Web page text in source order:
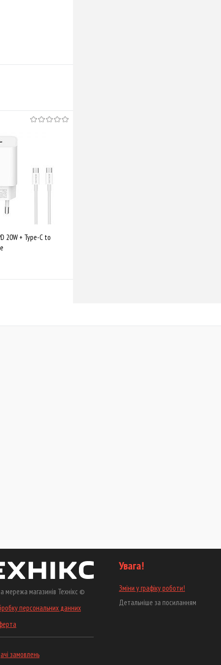
20W + Type-C to
мережа магазинів Технікс ©
персональних данних
замовлень
Увага!
Зміни у графіку роботи!
Детальніше за посиланням